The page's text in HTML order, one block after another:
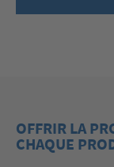
OFFRIR LA
CHAQUE